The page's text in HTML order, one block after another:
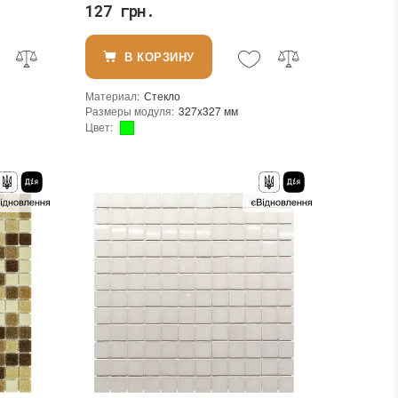
В интерьере, Для бани, Для бассейна, Для ванной комнаты и туалета, Для гостинной, Для душевой, Для кухни, Для спальни, Для фартука, Для фасада, Для хамама
127 грн.
В КОРЗИНУ
Материал: Стекло
Размеры модуля: 327x327 мм
Цвет:
В интерьере, Для бани, Для бассейна, Для ванной комнаты и туалета, Для гостинной, Для душевой, Для кухни, Для спальни, Для фартука, Для фасада, Для хамама
Толщина чипа
:
4 мм
Страна производителя
Китай
Бренд: Stella di Mare
Тип поверхности: Матовая